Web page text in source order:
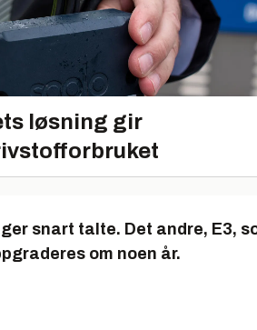
løsning gir
snart talte. Det andre, E3,
om noen år.